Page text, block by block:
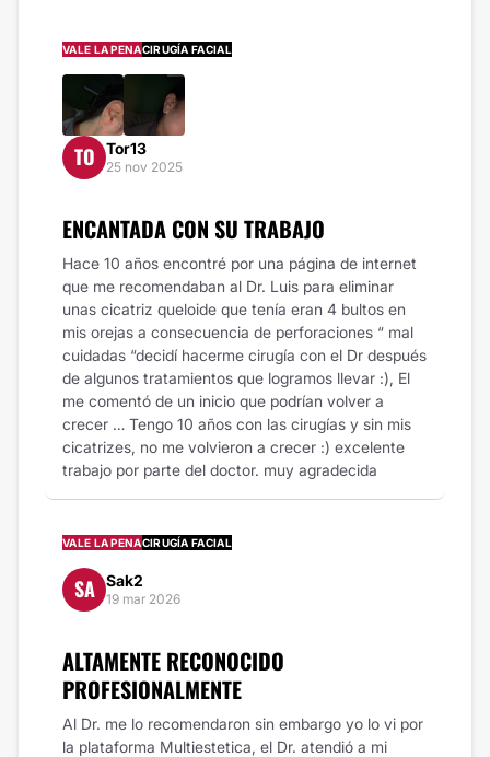
VALE LA PENACIRUGÍA FACIAL
TO Tor13
25 nov 2025
ENCANTADA CON SU TRABAJO
Hace 10 años encontré por una página de internet
que me recomendaban al Dr. Luis para eliminar
unas cicatriz queloide que tenía eran 4 bultos en
mis orejas a consecuencia de perforaciones “ mal
cuidadas “decidí hacerme cirugía con el Dr después
de algunos tratamientos que logramos llevar :), El
me comentó de un inicio que podrían volver a
crecer … Tengo 10 años con las cirugías y sin mis
cicatrizes, no me volvieron a crecer :) excelente
trabajo por parte del doctor. muy agradecida
VALE LA PENACIRUGÍA FACIAL
SA Sak2
19 mar 2026
ALTAMENTE RECONOCIDO
PROFESIONALMENTE
Al Dr. me lo recomendaron sin embargo yo lo vi por
la plataforma Multiestetica, el Dr. atendió a mi